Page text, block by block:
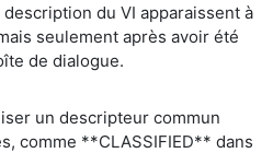
du VI apparaissent à
seulement après avoir été
de dialogue.
un descripteur commun
comme **CLASSIFIED** dans